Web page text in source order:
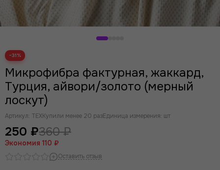
−31%
Микрофибра фактурная, жаккард,
Турция, айвори/золото (мерный
лоскут)
Артикул: TEXКупили менее 20 разЕдиница измерения: шт
250 ₽360 ₽
Экономия 110 ₽
Оставить отзыв